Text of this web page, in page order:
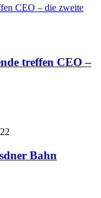
treffen CEO –
Bahn